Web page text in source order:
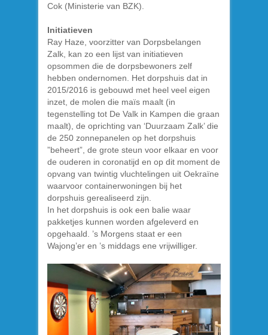
Cok (Ministerie van BZK).
Initiatieven
Ray Haze, voorzitter van Dorpsbelangen
Zalk, kan zo een lijst van initiatieven
opsommen die de dorpsbewoners zelf
hebben ondernomen. Het dorpshuis dat in
2015/2016 is gebouwd met heel veel eigen
inzet, de molen die maïs maalt (in
tegenstelling tot De Valk in Kampen die graan
maalt), de oprichting van ‘Duurzaam Zalk’ die
de 250 zonnepanelen op het dorpshuis
”beheert”, de grote steun voor elkaar en voor
de ouderen in coronatijd en op dit moment de
opvang van twintig vluchtelingen uit Oekraïne
waarvoor containerwoningen bij het
dorpshuis gerealiseerd zijn.
In het dorpshuis is ook een balie waar
pakketjes kunnen worden afgeleverd en
opgehaald. ’s Morgens staat er een
Wajong’er en ’s middags ene vrijwilliger.